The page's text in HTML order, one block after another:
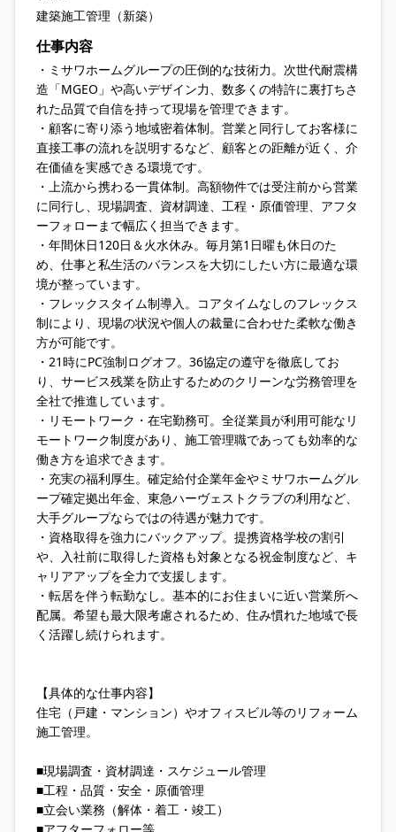
建築施工管理（新築）
仕事内容
・ミサワホームグループの圧倒的な技術力。次世代耐震構
造「MGEO」や高いデザイン力、数多くの特許に裏打ちさ
れた品質で自信を持って現場を管理できます。
・顧客に寄り添う地域密着体制。営業と同行してお客様に
直接工事の流れを説明するなど、顧客との距離が近く、介
在価値を実感できる環境です。
・上流から携わる一貫体制。高額物件では受注前から営業
に同行し、現場調査、資材調達、工程・原価管理、アフタ
ーフォローまで幅広く担当できます。
・年間休日120日＆火水休み。毎月第1日曜も休日のた
め、仕事と私生活のバランスを大切にしたい方に最適な環
境が整っています。
・フレックスタイム制導入。コアタイムなしのフレックス
制により、現場の状況や個人の裁量に合わせた柔軟な働き
方が可能です。
・21時にPC強制ログオフ。36協定の遵守を徹底してお
り、サービス残業を防止するためのクリーンな労務管理を
全社で推進しています。
・リモートワーク・在宅勤務可。全従業員が利用可能なリ
モートワーク制度があり、施工管理職であっても効率的な
働き方を追求できます。
・充実の福利厚生。確定給付企業年金やミサワホームグル
ープ確定拠出年金、東急ハーヴェストクラブの利用など、
大手グループならではの待遇が魅力です。
・資格取得を強力にバックアップ。提携資格学校の割引
や、入社前に取得した資格も対象となる祝金制度など、キ
ャリアアップを全力で支援します。
・転居を伴う転勤なし。基本的にお住まいに近い営業所へ
配属。希望も最大限考慮されるため、住み慣れた地域で長
く活躍し続けられます。
【具体的な仕事内容】
住宅（戸建・マンション）やオフィスビル等のリフォーム
施工管理。
■現場調査・資材調達・スケジュール管理
■工程・品質・安全・原価管理
■立会い業務（解体・着工・竣工）